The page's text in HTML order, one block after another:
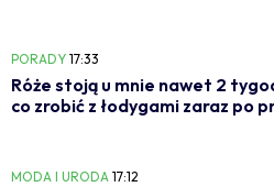
PORADY 17:33
Róże stoją u mnie nawet 2
co zrobić z łodygami zaraz po
MODA I URODA 17:12